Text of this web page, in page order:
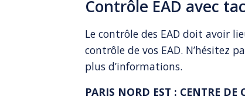
Contrôle EAD avec
Le contrôle des EAD doit avoir
contrôle de vos EAD. N’hésitez
plus d’informations.
PARIS NORD EST : CENTRE